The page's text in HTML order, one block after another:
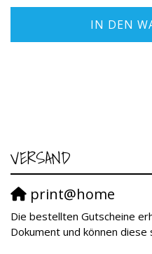
IN DEN
VERSAND
print@home
Die bestellten Gutscheine
Dokument und können